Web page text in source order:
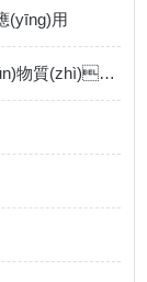
(yīng)用
為什么需要人血清維生素D標(biāo)準(zhǔn)物質(zhì)？